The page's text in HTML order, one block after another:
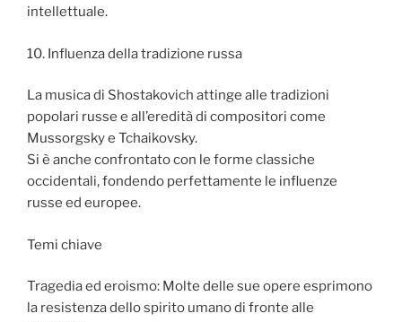
intellettuale.
10. Influenza della tradizione russa
La musica di Shostakovich attinge alle tradizioni
popolari russe e all’eredità di compositori come
Mussorgsky e Tchaikovsky.
Si è anche confrontato con le forme classiche
occidentali, fondendo perfettamente le influenze
russe ed europee.
Temi chiave
Tragedia ed eroismo: Molte delle sue opere esprimono
la resistenza dello spirito umano di fronte alle